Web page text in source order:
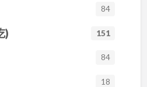
84
) 151
84
18